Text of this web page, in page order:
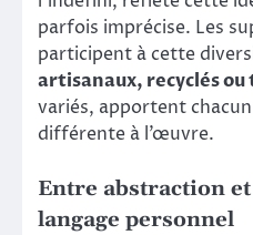
parfois imprécise. Les
participent à cette
artisanaux, recyclés ou
variés, apportent
différente à l’œuvre.
Entre abstraction
langage personnel